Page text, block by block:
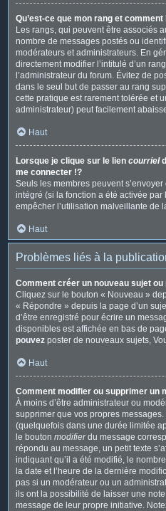
Qu’est-ce que mon rang et
Les rangs, qui peuvent être associés
nombre de messages postés ou
modérateurs et administrateurs. En
directement modifier l’intitulé d’un
l’administrateur du forum. Évitez de
dans le seul but de passer au rang
cette pratique est rarement tolérée et
administrateur) peut facilement
Haut
Lorsque je clique sur le lien courriel
me connecter !?
Seuls les membres peuvent
intégré (si la fonction a été activée par
empêcher l’utilisation malveillante de
Haut
Problèmes liés à la
Comment créer un nouveau sujet
Cliquez sur le bouton « Nouveau »
« Répondre » depuis la page d’un
d’être enregistré pour écrire un
disponibles est affichée en bas de
pouvez poster de nouveaux sujets,
Haut
Comment modifier ou supprimer un
À moins d’être administrateur ou
supprimer que vos propres
(quelquefois dans une durée limitée
le bouton modifierdu message
répondu au message, un petit texte
indiquant qu’il a été modifié, le
la date et l’heure de la dernière
pas si un modérateur ou un
ils ont la possibilité de laisser une
message de leur propre initiative.